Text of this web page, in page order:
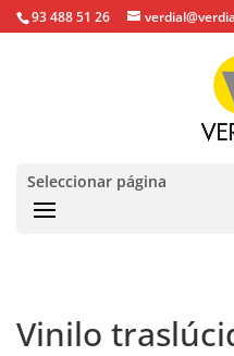
93 488 51 26
Seleccionar página
Vinilo